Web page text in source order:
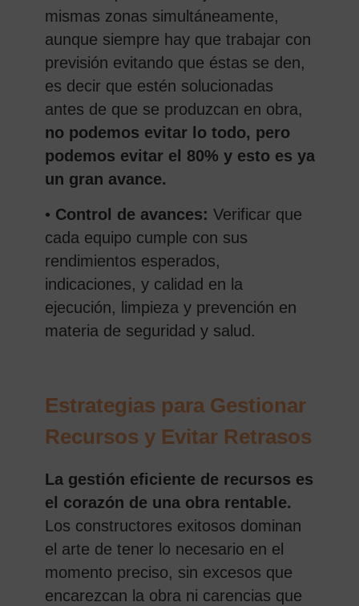
mismas zonas simultáneamente,
aunque siempre hay que trabajar con
previsión evitando que éstas se den,
es decir que estén solucionadas
antes de que se produzcan en obra,
no podemos evitar lo todo, pero
podemos evitar el 80% y esto es ya
un gran avance.
• Control de avances: Verificar que
cada equipo cumple con sus
rendimientos esperados,
indicaciones, y calidad en la
ejecución, limpieza y prevención en
materia de seguridad y salud.
Estrategias para Gestionar
Recursos y Evitar Retrasos
La gestión eficiente de recursos es
el corazón de una obra rentable.
Los constructores exitosos dominan
el arte de tener lo necesario en el
momento preciso, sin excesos que
encarezcan la obra ni carencias que